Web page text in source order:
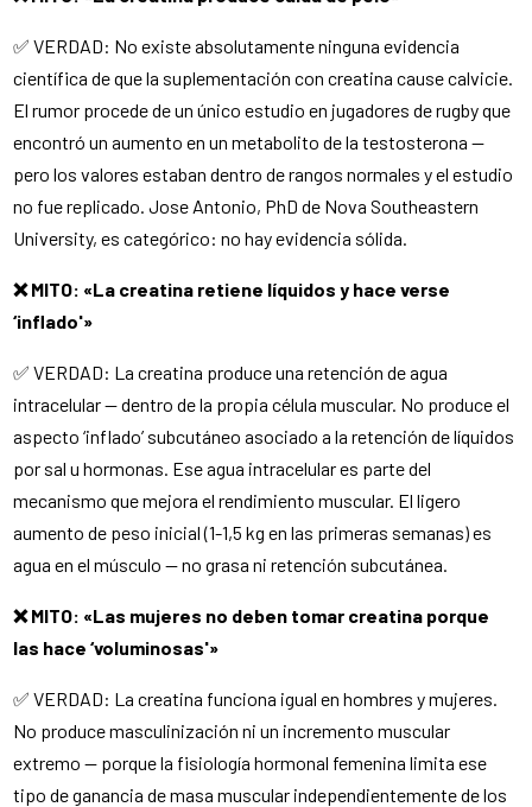
✅ VERDAD: No existe absolutamente ninguna evidencia
científica de que la suplementación con creatina cause calvicie.
El rumor procede de un único estudio en jugadores de rugby que
encontró un aumento en un metabolito de la testosterona —
pero los valores estaban dentro de rangos normales y el estudio
no fue replicado. Jose Antonio, PhD de Nova Southeastern
University, es categórico: no hay evidencia sólida.
❌ MITO: «La creatina retiene líquidos y hace verse
‘inflado'»
✅ VERDAD: La creatina produce una retención de agua
intracelular — dentro de la propia célula muscular. No produce el
aspecto ‘inflado’ subcutáneo asociado a la retención de líquidos
por sal u hormonas. Ese agua intracelular es parte del
mecanismo que mejora el rendimiento muscular. El ligero
aumento de peso inicial (1-1,5 kg en las primeras semanas) es
agua en el músculo — no grasa ni retención subcutánea.
❌ MITO: «Las mujeres no deben tomar creatina porque
las hace ‘voluminosas'»
✅ VERDAD: La creatina funciona igual en hombres y mujeres.
No produce masculinización ni un incremento muscular
extremo — porque la fisiología hormonal femenina limita ese
tipo de ganancia de masa muscular independientemente de los